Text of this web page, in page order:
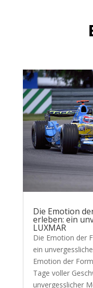
Die Emotion
erleben: ein
LUXMAR
Die Emotion der
ein
Emotion der
Tage voller
unvergesslicher